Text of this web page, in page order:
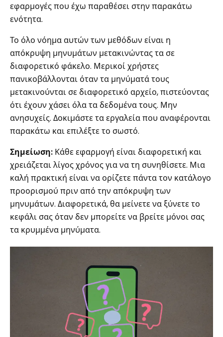
εφαρμογές που έχω παραθέσει στην παρακάτω
ενότητα.
Το όλο νόημα αυτών των μεθόδων είναι η
απόκρυψη μηνυμάτων μετακινώντας τα σε
διαφορετικό φάκελο. Μερικοί χρήστες
πανικοβάλλονται όταν τα μηνύματά τους
μετακινούνται σε διαφορετικό αρχείο, πιστεύοντας
ότι έχουν χάσει όλα τα δεδομένα τους. Μην
ανησυχείς. Δοκιμάστε τα εργαλεία που αναφέρονται
παρακάτω και επιλέξτε το σωστό.
Σημείωση: Κάθε εφαρμογή είναι διαφορετική και
χρειάζεται λίγος χρόνος για να τη συνηθίσετε. Μια
καλή πρακτική είναι να ορίζετε πάντα τον κατάλογο
προορισμού πριν από την απόκρυψη των
μηνυμάτων. Διαφορετικά, θα μείνετε να ξύνετε το
κεφάλι σας όταν δεν μπορείτε να βρείτε μόνοι σας
τα κρυμμένα μηνύματα.